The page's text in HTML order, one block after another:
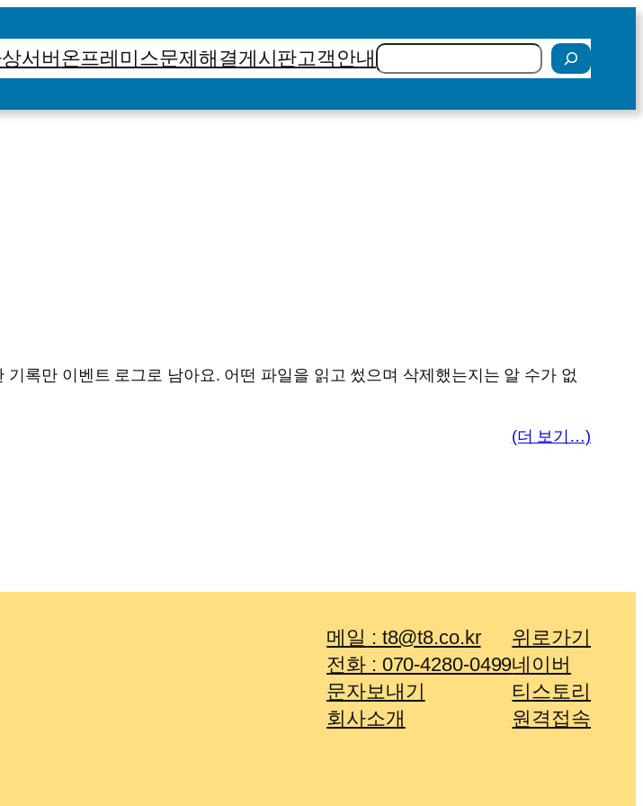
서버온프레미스문제해결게시판고객안내
색
록만 이벤트 로그로 남아요. 어떤 파일을 읽고 썼으며 삭제했는지는 알 수가 없
(더 보기…)
메일 : t8@t8.co.kr
전화 : 070-4280-0499
문자보내기
회사소개
위로가기
네이버
티스토리
원격접속